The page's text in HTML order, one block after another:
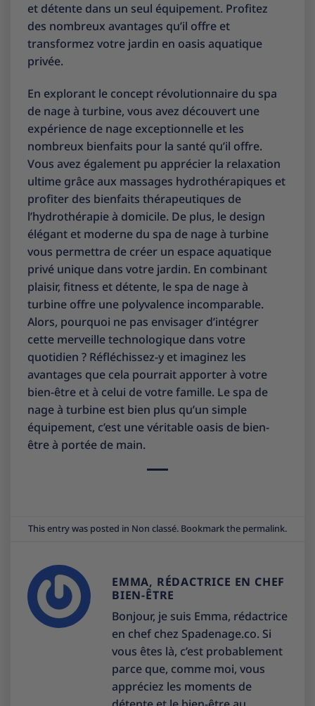
et détente dans un seul équipement. Profitez
des nombreux avantages qu’il offre et
transformez votre jardin en oasis aquatique
privée.
En explorant le concept révolutionnaire du spa
de nage à turbine, vous avez découvert une
expérience de nage exceptionnelle et les
nombreux bienfaits pour la santé qu’il offre.
Vous avez également pu apprécier la relaxation
ultime grâce aux massages hydrothérapiques et
profiter des bienfaits thérapeutiques de
l’hydrothérapie à domicile. De plus, le design
élégant et moderne du spa de nage à turbine
vous permettra de créer un espace aquatique
privé unique dans votre jardin. En combinant
plaisir, fitness et détente, le spa de nage à
turbine offre une polyvalence incomparable.
Alors, pourquoi ne pas envisager d’intégrer
cette merveille technologique dans votre
quotidien ? Réfléchissez-y et imaginez les
avantages que cela pourrait apporter à votre
bien-être et à celui de votre famille. Le spa de
nage à turbine est bien plus qu’un simple
équipement, c’est une véritable oasis de bien-
être à portée de main.
This entry was posted in Non classé. Bookmark the permalink.
EMMA, RÉDACTRICE EN CHEF
BIEN-ÊTRE
Bonjour, je suis Emma, rédactrice
en chef chez Spadenage.co. Si
vous êtes là, c’est probablement
parce que, comme moi, vous
appréciez les moments de